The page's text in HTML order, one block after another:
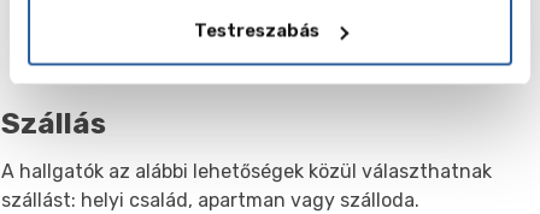
Testreszabás
Szállás
A hallgatók az alábbi lehetőségek közül választhatnak
szállást: helyi család, apartman vagy szálloda.